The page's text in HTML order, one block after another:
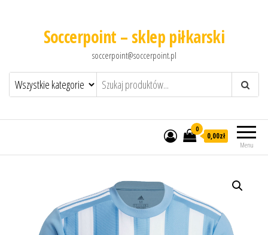
Soccerpoint – sklep piłkarski
soccerpoint@soccerpoint.pl
Menu
0
0,00zł